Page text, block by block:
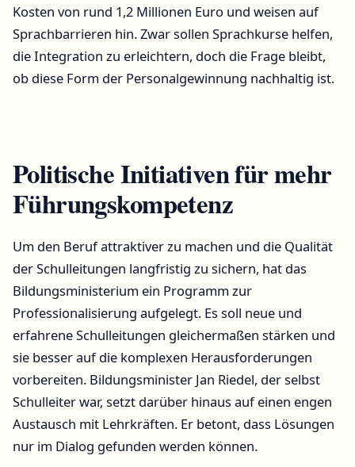
Kosten von rund 1,2 Millionen Euro und weisen auf
Sprachbarrieren hin. Zwar sollen Sprachkurse helfen,
die Integration zu erleichtern, doch die Frage bleibt,
ob diese Form der Personalgewinnung nachhaltig ist.
Politische Initiativen für mehr
Führungskompetenz
Um den Beruf attraktiver zu machen und die Qualität
der Schulleitungen langfristig zu sichern, hat das
Bildungsministerium ein Programm zur
Professionalisierung aufgelegt. Es soll neue und
erfahrene Schulleitungen gleichermaßen stärken und
sie besser auf die komplexen Herausforderungen
vorbereiten. Bildungsminister Jan Riedel, der selbst
Schulleiter war, setzt darüber hinaus auf einen engen
Austausch mit Lehrkräften. Er betont, dass Lösungen
nur im Dialog gefunden werden können.